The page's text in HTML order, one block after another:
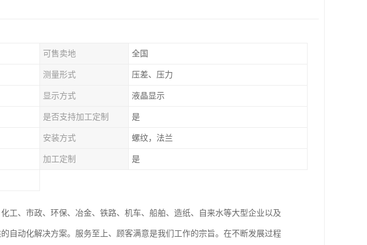
可售卖地 全国
测量形式 压差、压力
显示方式 液晶显示
是否支持加工定制 是
安装方式 螺纹，法兰
加工定制 是
工、市政、环保、冶金、铁路、机车、船舶、造纸、自来水等大型企业以及
自动化解决方案。服务至上、顾客满意是我们工作的宗旨。在不断发展过程